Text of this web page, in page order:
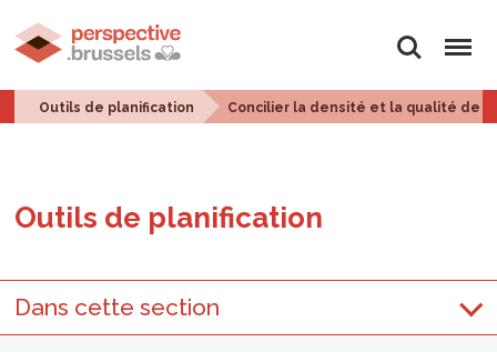
Rechercher
Menu
Outils de planification Concilier la densité et la qualité de
Outils de pla­ni­fi­ca­tion
Dans cette section